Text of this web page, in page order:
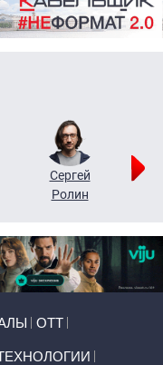
Сергей
Ролин
ОТТ